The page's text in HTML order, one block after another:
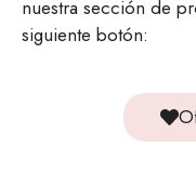
nuestra sección de
siguiente botón: